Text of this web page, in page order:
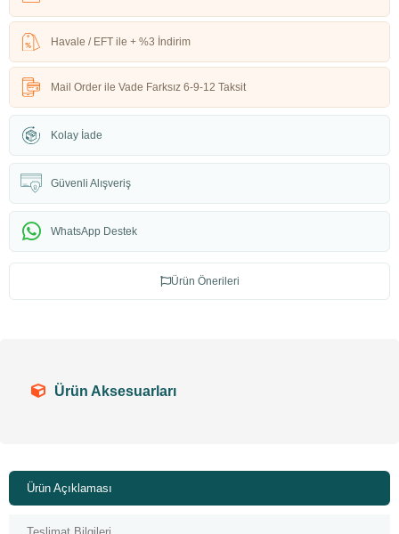
Havale / EFT ile + %3 İndirim
Mail Order ile Vade Farksız 6-9-12 Taksit
Kolay İade
Güvenli Alışveriş
WhatsApp Destek
Ürün Önerileri
Ürün Aksesuarları
Ürün Açıklaması